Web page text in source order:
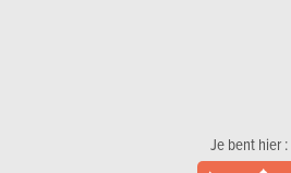
Je bent hier :